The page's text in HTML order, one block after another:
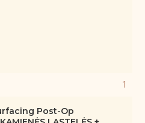
1
Post-Op